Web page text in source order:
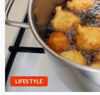
LIFESTYLE